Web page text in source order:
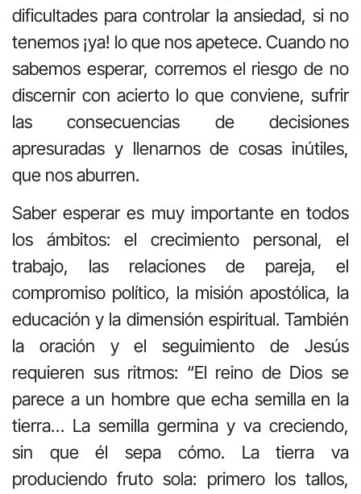
dificultades para controlar la ansiedad, si no
tenemos ¡ya! lo que nos apetece. Cuando no
sabemos esperar, corremos el riesgo de no
discernir con acierto lo que conviene, sufrir
las consecuencias de decisiones
apresuradas y llenarnos de cosas inútiles,
que nos aburren.
Saber esperar es muy importante en todos
los ámbitos: el crecimiento personal, el
trabajo, las relaciones de pareja, el
compromiso político, la misión apostólica, la
educación y la dimensión espiritual. También
la oración y el seguimiento de Jesús
requieren sus ritmos: “El reino de Dios se
parece a un hombre que echa semilla en la
tierra… La semilla germina y va creciendo,
sin que él sepa cómo. La tierra va
produciendo fruto sola: primero los tallos,